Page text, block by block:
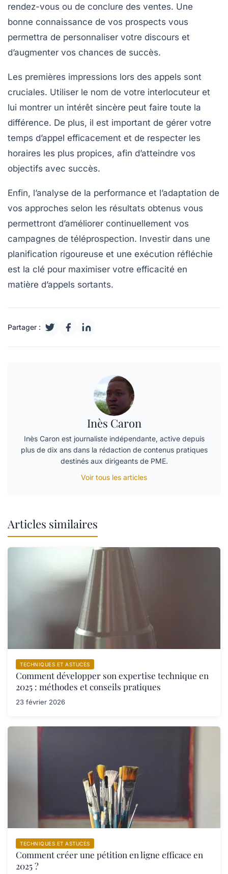
rendez-vous ou de conclure des ventes. Une
bonne connaissance de vos prospects vous
permettra de personnaliser votre discours et
d’augmenter vos chances de succès.
Les premières impressions lors des appels sont
cruciales. Utiliser le nom de votre interlocuteur et
lui montrer un intérêt sincère peut faire toute la
différence. De plus, il est important de gérer votre
temps d’appel efficacement et de respecter les
horaires les plus propices, afin d’atteindre vos
objectifs avec succès.
Enfin, l’analyse de la performance et l’adaptation de
vos approches selon les résultats obtenus vous
permettront d’améliorer continuellement vos
campagnes de téléprospection. Investir dans une
planification rigoureuse et une exécution réfléchie
est la clé pour maximiser votre efficacité en
matière d’appels sortants.
Partager :
Inès Caron
Inès Caron est journaliste indépendante, active depuis
plus de dix ans dans la rédaction de contenus pratiques
destinés aux dirigeants de PME.
Voir tous les articles
Articles similaires
TECHNIQUES ET ASTUCES
Comment développer son expertise technique en
2025 : méthodes et conseils pratiques
23 février 2026
TECHNIQUES ET ASTUCES
Comment créer une pétition en ligne efficace en
2025 ?